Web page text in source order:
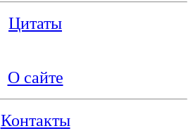
Цитаты
О сайте
Контакты